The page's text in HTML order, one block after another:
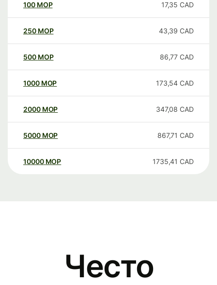
100 MOP 17,35 CAD
250 MOP 43,39 CAD
500 MOP 86,77 CAD
1000 MOP 173,54 CAD
2000 MOP 347,08 CAD
5000 MOP 867,71 CAD
10000 MOP 1735,41 CAD
Често